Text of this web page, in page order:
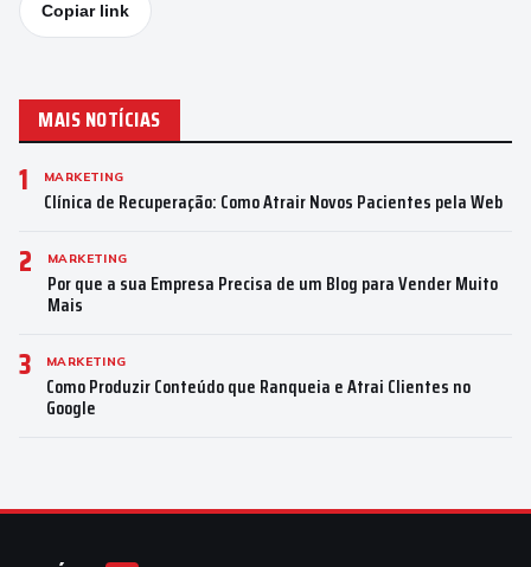
Copiar link
MAIS NOTÍCIAS
1 MARKETING
Clínica de Recuperação: Como Atrair Novos Pacientes pela Web
2 MARKETING
Por que a sua Empresa Precisa de um Blog para Vender Muito
Mais
3 MARKETING
Como Produzir Conteúdo que Ranqueia e Atrai Clientes no
Google